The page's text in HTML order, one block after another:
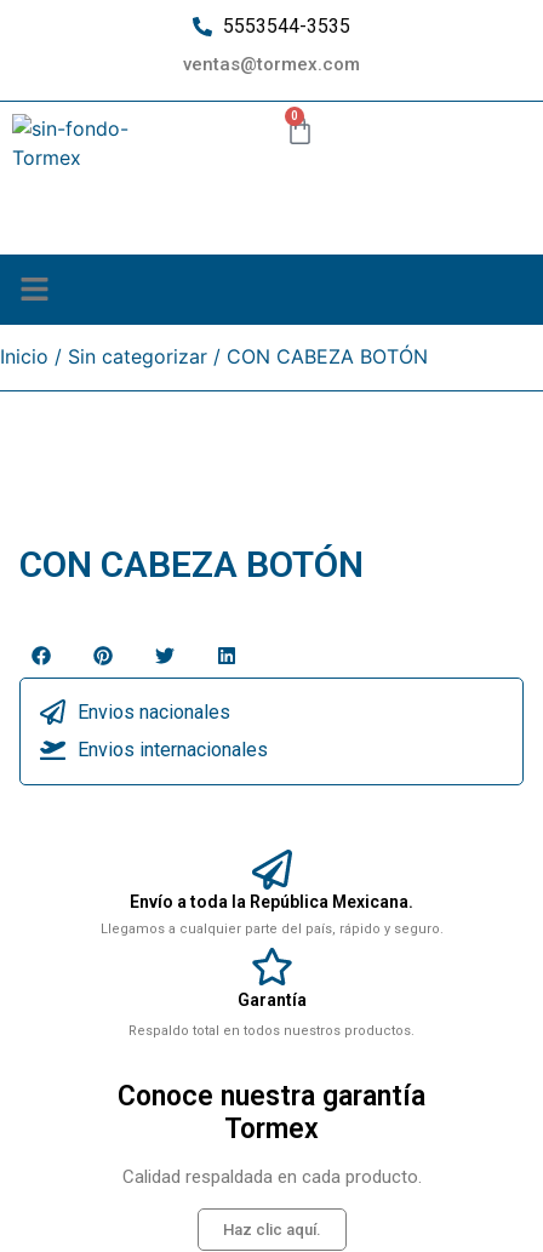
5553544-3535
ventas@tormex.com
0
Inicio / Sin categorizar / CON CABEZA BOTÓN
CON CABEZA BOTÓN
Envios nacionales
Envios internacionales
Envío a toda la República Mexicana.
Llegamos a cualquier parte del país, rápido y seguro.
Garantía
Respaldo total en todos nuestros productos.
Conoce nuestra garantía
Tormex
Calidad respaldada en cada producto.
Haz clic aquí.